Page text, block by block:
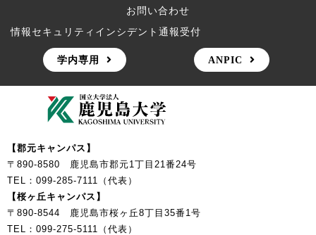
お問い合わせ
情報セキュリティインシデント通報受付
学内専用 ANPIC
【郡元キャンパス】
〒890-8580 鹿児島市郡元1丁目21番24号
TEL：099-285-7111（代表）
【桜ヶ丘キャンパス】
〒890-8544 鹿児島市桜ヶ丘8丁目35番1号
TEL：099-275-5111（代表）